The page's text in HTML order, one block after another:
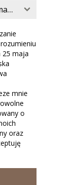
przelew - przedpłata, otrzymasz skan faktury do opłacenia
25 maja
mnie
o
oraz